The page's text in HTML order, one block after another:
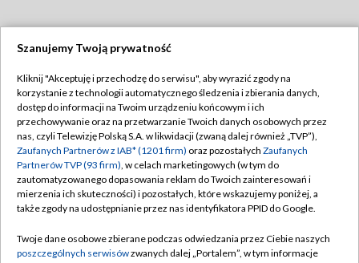
TVP
Abonament TVP
Emisja w TVP
Centrum informacji TVP
Naziemna Telewizja Cyfrowa
Rada Programowa
Regulamin TVP
Polityka prywatności
Moje zgody
Pomoc
Kontakt
Szanujemy Twoją prywatność
Kliknij "Akceptuję i przechodzę do serwisu", aby wyrazić zgody na
korzystanie z technologii automatycznego śledzenia i zbierania danych,
dostęp do informacji na Twoim urządzeniu końcowym i ich
przechowywanie oraz na przetwarzanie Twoich danych osobowych przez
nas, czyli Telewizję Polską S.A. w likwidacji (zwaną dalej również „TVP”),
Zaufanych Partnerów z IAB* (1201 firm) oraz pozostałych Zaufanych
Partnerów TVP (93 firm), w celach marketingowych (w tym do
zautomatyzowanego dopasowania reklam do Twoich zainteresowań i
mierzenia ich skuteczności) i pozostałych, które wskazujemy poniżej, a
także zgody na udostępnianie przez nas identyfikatora PPID do Google.
Twoje dane osobowe zbierane podczas odwiedzania przez Ciebie naszych
poszczególnych serwisówzwanych dalej „Portalem”, w tym informacje